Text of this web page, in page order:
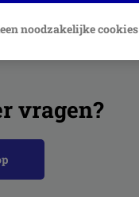
vragen?
noodzakelijke cookies